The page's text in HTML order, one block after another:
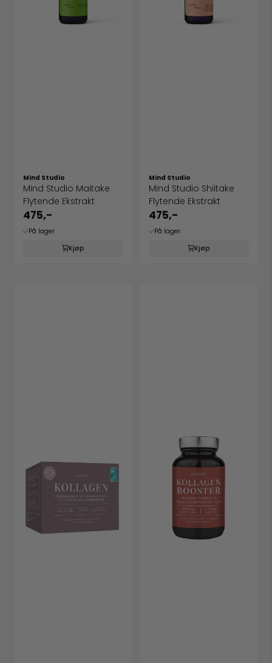
Mind Studio
Mind Studio Maitake
Flytende Ekstrakt
475,-
På lager
Kjøp
Mind Studio
Mind Studio Shiitake
Flytende Ekstrakt
475,-
På lager
Kjøp